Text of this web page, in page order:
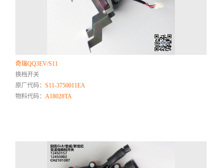
奇瑞QQ3EV/S11
换档开关
原厂代码：S11-3750011EA
物料代码： A18028TA